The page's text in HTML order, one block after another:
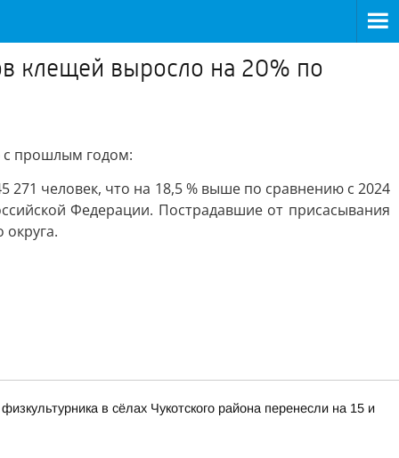
клещей выросло на 20% по
с прошлым годом:
человек, что на 18,5 % выше по сравнению с 2024
Федерации. Пострадавшие от присасывания
округа.
в сёлах Чукотского района перенесли на 15 и